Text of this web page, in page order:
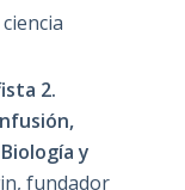
2.
y
fundador